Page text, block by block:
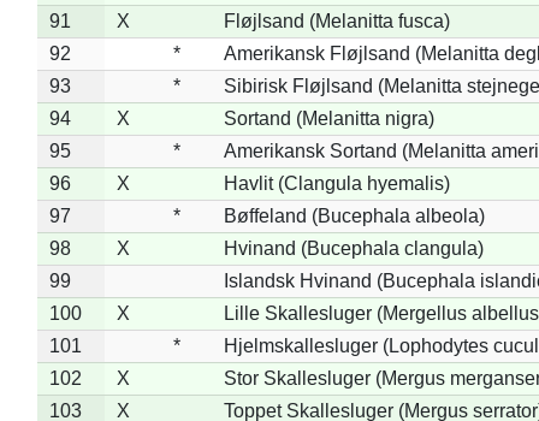
91
X
Fløjlsand (Melanitta fusca)
92
*
Amerikansk Fløjlsand (Melanitta
93
*
Sibirisk Fløjlsand (Melanitta
94
X
Sortand (Melanitta nigra)
95
*
Amerikansk Sortand (Melanitta
96
X
Havlit (Clangula hyemalis)
97
*
Bøffeland (Bucephala albeola)
98
X
Hvinand (Bucephala clangula)
99
Islandsk Hvinand (Bucephala
100
X
Lille Skallesluger (Mergellus
101
*
Hjelmskallesluger (Lophodytes
102
X
Stor Skallesluger (Mergus
103
X Toppet Skallesluger (Mergus